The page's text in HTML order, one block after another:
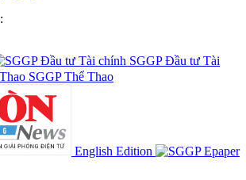
SGGP Đầu tư Tài
SGGP Thể Thao
English Edition